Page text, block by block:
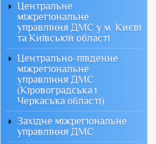
Центральне
міжрегіональне
управління ДМС у м. Києві
та Київській області
Центрально-південне
міжрегіональне
управління ДМС
(Кіровоградська і
Черкаська області)
Західне міжрегіональне
управління ДМС